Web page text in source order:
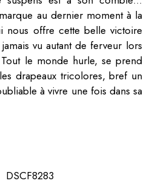
au dernier moment à la
nous offre cette belle victoire
vu autant de ferveur lors
le monde hurle, se prend
drapeaux tricolores, bref un
à vivre une fois dans sa